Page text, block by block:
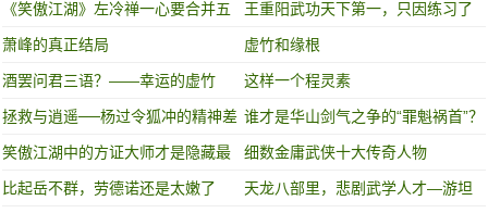
蔓延
《笑傲江湖》左冷禅一心要合并五
岳剑派,到底为了什么?
王重阳武功天下第一，只因练习了
这门武功
萧峰的真正结局 虚竹和缘根
酒罢问君三语？——幸运的虚竹 这样一个程灵素
拯救与逍遥──杨过令狐冲的精神差
异
谁才是华山剑气之争的“罪魁祸首”？
金庸：杨过和令狐冲
笑傲江湖中的方证大师才是隐藏最
深的伪君子？
细数金庸武侠十大传奇人物
比起岳不群，劳德诺还是太嫩了
天龙八部里，悲剧武学人才—游坦